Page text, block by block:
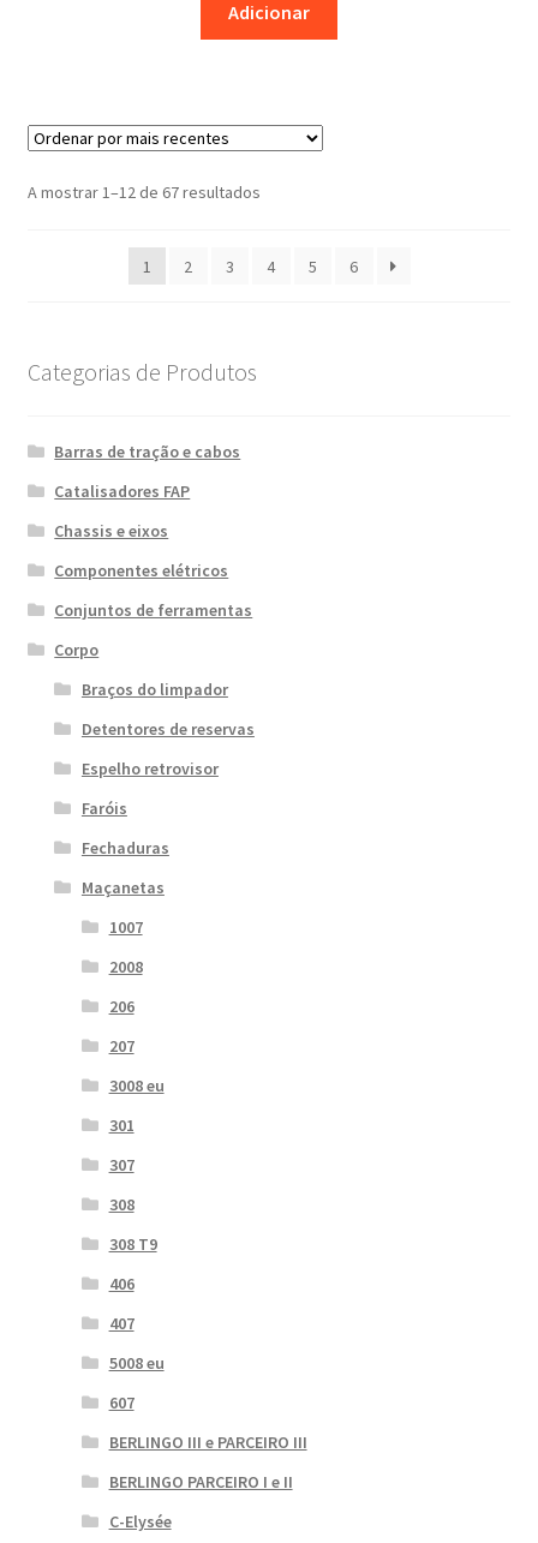
Adicionar
A mostrar 1–12 de 67 resultadosOrdenado
recentes
1 2 3 4 5 6
Categorias de Produtos
Barras de tração e cabos
Catalisadores FAP
Chassis e eixos
Componentes elétricos
Conjuntos de ferramentas
Corpo
Braços do limpador
Detentores de reservas
Espelho retrovisor
Faróis
Fechaduras
Maçanetas
1007
2008
206
207
3008 eu
301
307
308
308 T9
406
407
5008 eu
607
BERLINGO III e PARCEIRO III
BERLINGO PARCEIRO I e II
C-Elysée